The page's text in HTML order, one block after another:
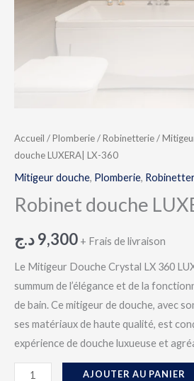
Accueil /Plomberie/Robinetterie/
douche LUXERA| LX-360
Mitigeur douche, Plomberie,
Robinet douche
9,300د.ج + Frais de livraison
Le Mitigeur Douche Crystal LX 360
summum de l’élégance et de la
de bain. Ce mitigeur de douche, avec
ses matériaux de haute qualité, est
expérience de douche luxueuse et
AJOUTER AU PANIER